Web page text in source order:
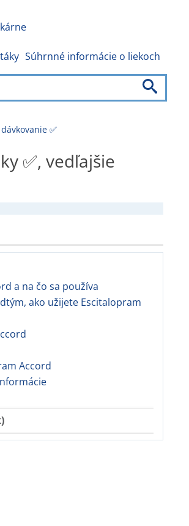
Súhrnné informácie o liekoch
✅
✅, vedľajšie
a na čo sa používa
ako užijete Escitalopram
Accord